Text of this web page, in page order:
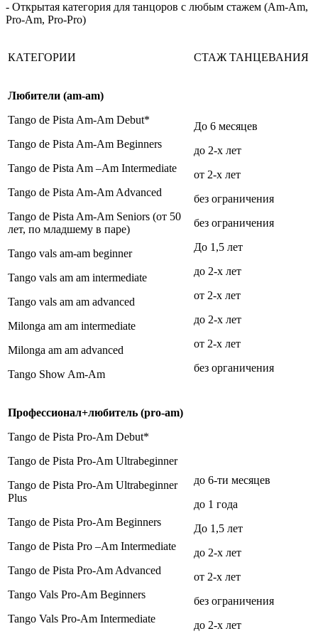
- Открытая категория для танцоров с любым стажем (Am-Am,
Pro-Am, Pro-Pro)
КАТЕГОРИИ СТАЖ ТАНЦЕВАНИЯ
Любители (am-am)
Tango de Pista Am-Am Debut*
Tango de Pista Am-Am Beginners
Tango de Pista Am –Am Intermediate
Tango de Pista Am-Am Advanced
Tango de Pista Am-Am Seniors (от 50
лет, по младшему в паре)
Tango vals am-am beginner
Tango vals am am intermediate
Tango vals am am advanced
Milonga am am intermediate
Milonga am am advanced
Tango Show Am-Аm
До 6 месяцев
до 2-х лет
от 2-х лет
без ограничения
без ограничения
До 1,5 лет
до 2-х лет
от 2-х лет
до 2-х лет
от 2-х лет
без органичения
Профессионал+любитель (pro-am)
Tango de Pista Pro-Am Debut*
Tango de Pista Pro-Am Ultrabeginner
Tango de Pista Pro-Am Ultrabeginner
Plus
Tango de Pista Pro-Am Beginners
Tango de Pista Pro –Am Intermediate
Tango de Pista Pro-Am Advanced
Tango Vals Pro-Am Beginners
Tango Vals Pro-Am Intermediate
до 6-ти месяцев
до 1 года
До 1,5 лет
до 2-х лет
от 2-х лет
без ограничения
до 2-х лет